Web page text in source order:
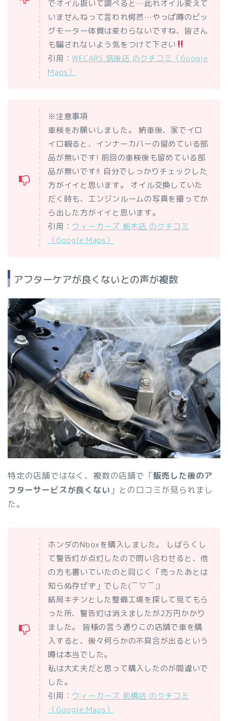
でオイル抜いて調べると…此れオイル変えて
いませんねって言われ愕然…やっぱ噂のビッ
グモーター体質は変わらないですね、皆さん
も騙されないよう気をつけて下さい
引用：WECARS 筑後店 のクチコミ（Google
Maps）
※注意事項
車検をお願いしました。 納車後、家でイロ
イロ観ると、インナーカバーの留めている部
品が無いです! 前回の車検後も留めている部
品が無いです!! 自分でしっかりチェックした
方がイイと思います。 オイル交換していた
だく時も、エンジンルームの写真を撮ってか
ら出した方がイイと思います。
引用： ウィーカーズ 栃木店 のクチコミ
（Google Maps）
アフターケアが良くないとの声が複数
特定の店舗ではなく、複数の店舗で「販売した後のア
フターサービスが良くない 」との口コミが見られまし
た。
ホンダのNboxを購入しました。 しばらくし
て警告灯が点灯したので問い合わせると、他
の方も書いていたのと同じく「売ったあとは
知らぬ存ぜず」でした(￣▽￣;)
結局キチンとした整備工場を探して見てもら
った所、警告灯は消えましたが2万円かかり
ました。 皆様の言う通りこの店舗で車を購
入すると、後々何らかの不具合が出るという
噂は本当でした。
私は大丈夫だと思って購入したのが間違いで
した。
引用： ウィーカーズ 前橋店 のクチコミ
（Google Maps）